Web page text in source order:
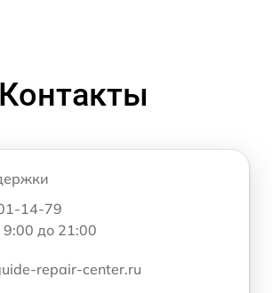
Контакты
14-79
до 21:00
repair-center.ru